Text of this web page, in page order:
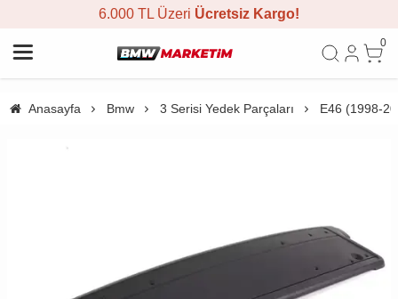
6.000 TL Üzeri Ücretsiz Kargo!
0
Anasayfa Bmw 3 Serisi Yedek Parçaları E46 (1998-